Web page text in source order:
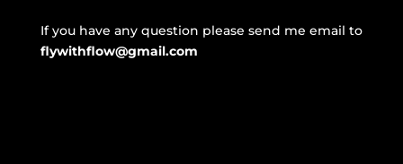
If you have any question please send me email to
flywithflow@gmail.com